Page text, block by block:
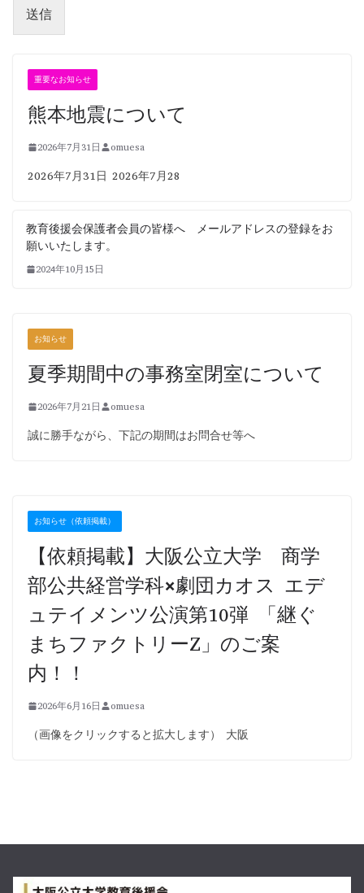
送信
重要なお知らせ
熊本地震について
2026年7月31日 omuesa
2026年7月31日 2026年7月28
教育後援会保護者会員の皆様へ メールアドレスの登録をお
願いいたします。
2024年10月15日
お知らせ
夏季期間中の事務室閉室について
2026年7月21日 omuesa
誠に勝手ながら、下記の期間はお問合せ等へ
お知らせ（依頼掲載）
【依頼掲載】大阪公立大学 商学
部公共経営学科×劇団カオス エデ
ュテイメンツ公演第10弾 「継ぐ
まちファクトリーZ」のご案
内！！
2026年6月16日 omuesa
（画像をクリックすると拡大します） 大阪